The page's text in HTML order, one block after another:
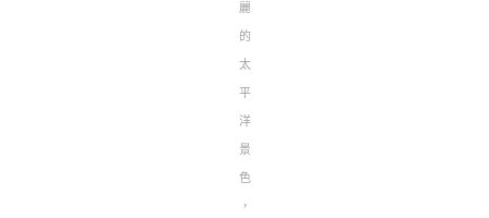
麗
的
太
平
洋
景
色
，